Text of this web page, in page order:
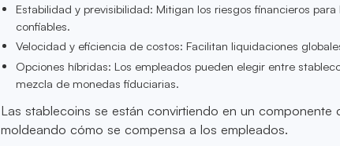
Estabilidad y previsibilidad: Mitigan los riesgos financieros
confiables.
Velocidad y eficiencia de costos: Facilitan liquidaciones
Opciones híbridas: Los empleados pueden elegir entre
mezcla de monedas fiduciarias.
Las stablecoins se están convirtiendo en un componente
moldeando cómo se compensa a los empleados.